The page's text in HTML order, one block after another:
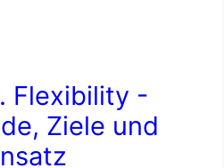
Flexibility -
Ziele und